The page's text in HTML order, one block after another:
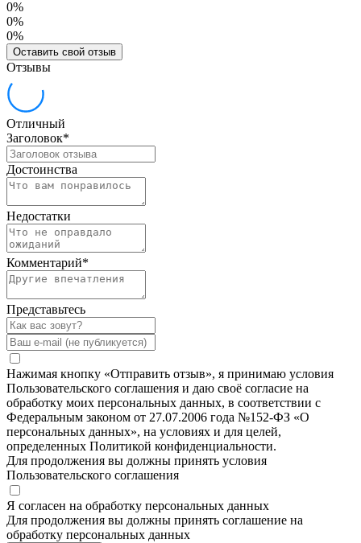
0%
0%
0%
Оставить свой отзыв
Отзывы
Отличный
Заголовок*
Достоинства
Недостатки
Комментарий*
Представьтесь
Нажимая кнопку «Отправить отзыв», я принимаю условия
Пользовательского соглашения и даю своё согласие на
обработку моих персональных данных, в соответствии с
Федеральным законом от 27.07.2006 года №152-ФЗ «О
персональных данных», на условиях и для целей,
определенных Политикой конфиденциальности.
Для продолжения вы должны принять условия
Пользовательского соглашения
Я согласен на обработку персональных данных
Для продолжения вы должны принять соглашение на
обработку персональных данных